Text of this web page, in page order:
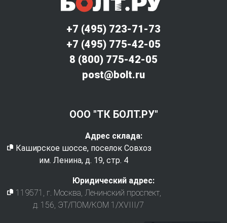
+7 (495) 723-71-73
+7 (495) 775-42-05
8 (800) 775-42-05
post@bolt.ru
ООО "ТК БОЛТ.РУ"
Адрес склада:
Каширское шоссе, поселок Совхоз
им. Ленина, д. 19, стр. 4
Юридический адрес:
119571
, г. Москва Ленинский проспект,
д. 156, ЭТ/ПОМ/КОМ 1/XVIII/7